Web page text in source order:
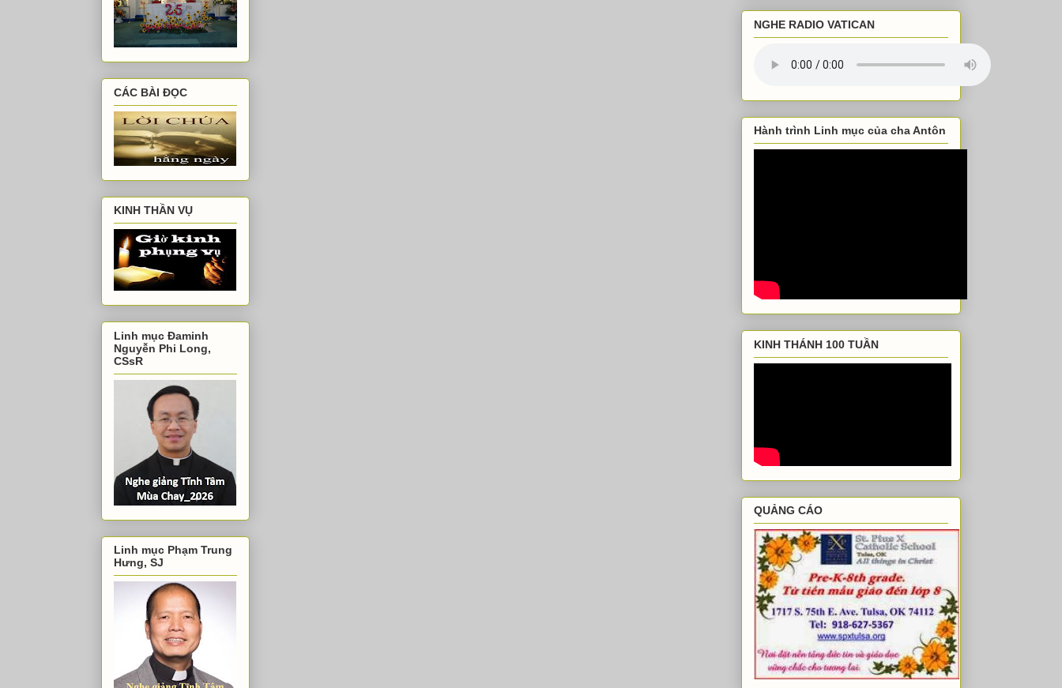
CÁC BÀI ĐỌC
KINH THẦN VỤ
Linh mục Đaminh
Nguyễn Phi Long,
CSsR
Linh mục Phạm Trung
Hưng, SJ
NGHE RADIO VATICAN
Hành trình Linh mục của cha Antôn
KINH THÁNH 100 TUẦN
QUẢNG CÁO